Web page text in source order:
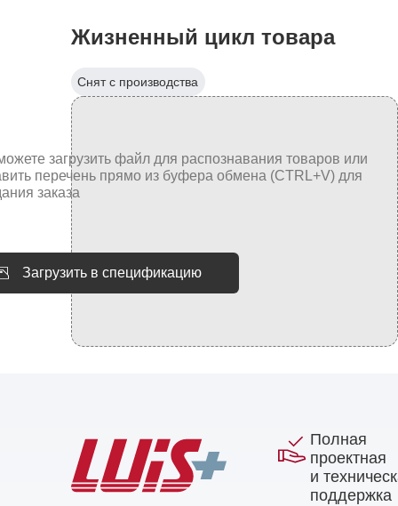
Жизненный цикл товара
Снят с производства
Загрузить в спецификацию
Полная
проектная
и
поддержка